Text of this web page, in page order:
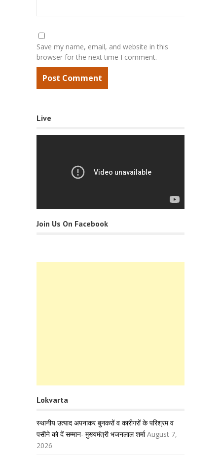
Save my name, email, and website in this
browser for the next time I comment.
Live
Join Us On Facebook
Lokvarta
स्थानीय उत्पाद अपनाकर बुनकरों व कारीगरों के परिश्रम व
पसीने को दें सम्मान- मुख्यमंत्री भजनलाल शर्मा August 7,
2026